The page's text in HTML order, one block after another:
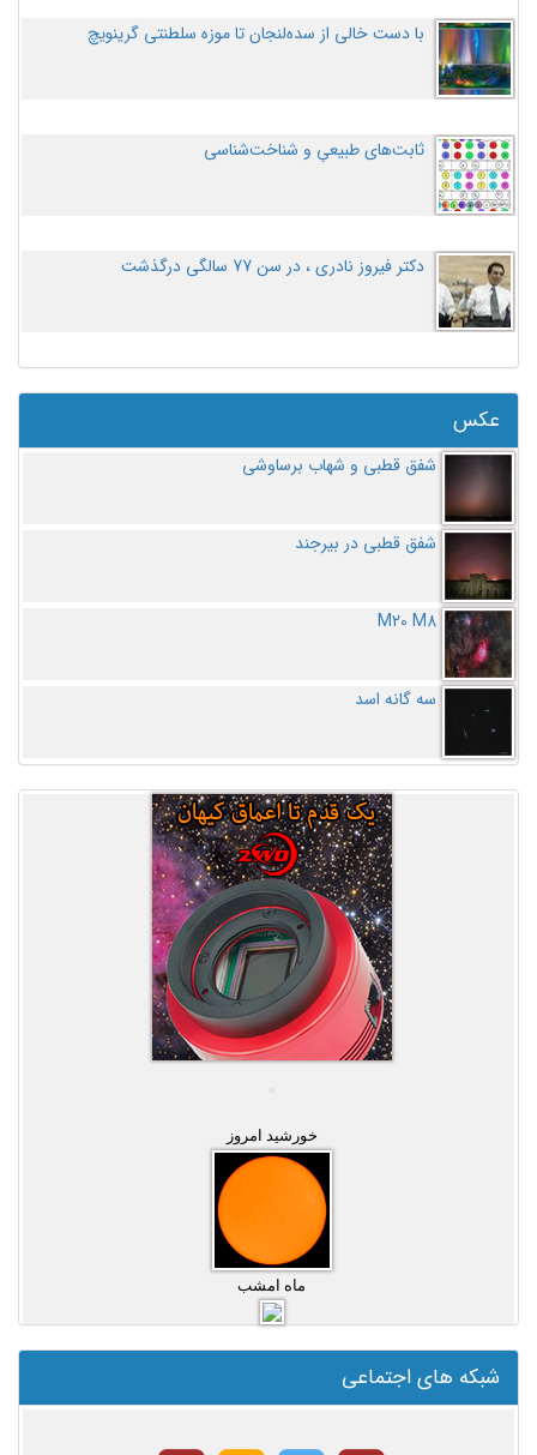
با دست خالی از سده‌لنجان تا موزه سلطنتی گرینویچ
ثابت‌های طبیعیِ و شناخت‌شناسی
دکتر فیروز نادری ، در سن 77 سالگی درگذشت
عکس
شفق قطبی و شهاب برساوشی
شفق قطبی در بیرجند
M20 M8
سه گانه اسد
خورشید امروز
ماه امشب
شبکه های اجتماعی